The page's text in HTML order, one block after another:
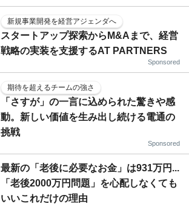
新規事業開発を経営アジェンダへ
スタートアップ探索からM&Aまで、経営
戦略の実装を支援するAT PARTNERS
Sponsored
期待を超えるチームの強さ
「さすが」の一言に込められた驚きや感
動。新しい価値を生み出し続ける電通の
挑戦
Sponsored
最新の「老後に必要なお金」は931万円...
「老後2000万円問題」を心配しなくても
いいこれだけの理由